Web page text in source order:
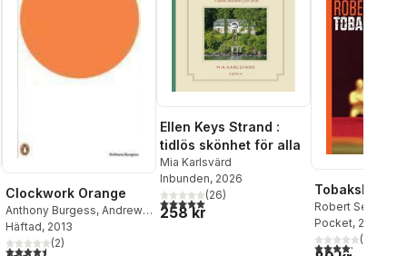
röster:
Clockwork Orange
Anthony Burgess, Andrew
Biswell
Häftad, 2013
4,5utav 5 stjärnor. Totalt antal röster:
(2)
Ellen Keys Strand :
tidlös skönhet för alla
Mia Karlsvärd
Inbunden, 2026
5,0utav 5 stjärnor. Totalt antal röster:
(26)
258 kr
Robert Seethaler
Pocket, 2016
4,2utav 5(